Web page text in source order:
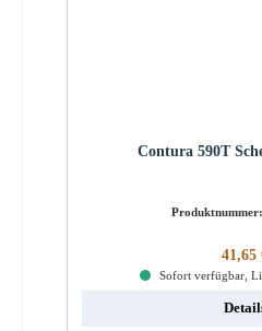
Contura 590T
Produktnummer:
41,65
Sofort verfügbar,